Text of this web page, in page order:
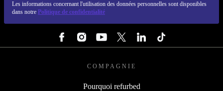
Les informations concernant l'utilisation des données personnelles sont disponibles
dans notre Politique de confidentialité
COMPAGNIE
Pourquoi refurbed